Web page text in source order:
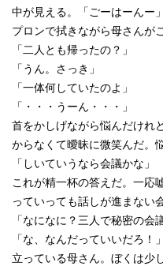
中が見える。「ごーはーんー
プロンで拭きながら母さんが
「二人とも帰ったの？」
「うん。さっき」
「一体何していたのよ」
「・・・うーん・・・」
首をかしげながら悩んだけれ
からなくて曖昧に微笑んだ。
「しいていうなら会議かな」
これが精一杯の答えだ。一応
っていっても話しが進まない
「なになに？三人で秘密の会
「な、なんだっていいだろ！」
立っている母さん。ぼくは少